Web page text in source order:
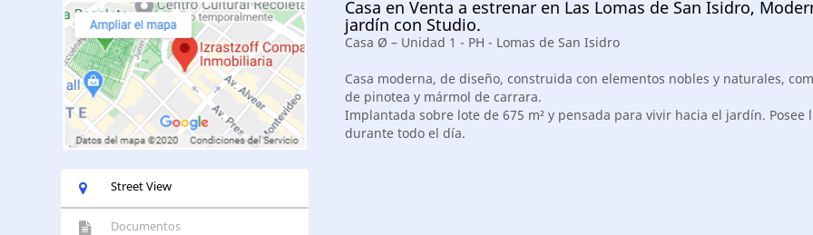
Street View
Documentos
Casa en Venta a estrenar en Las Lomas de San Isidro,
jardín con Studio.
Casa Ø – Unidad 1 - PH - Lomas de San Isidro
Casa moderna, de diseño, construida con elementos nobles y naturales,
de pinotea y mármol de carrara.
Implantada sobre lote de 675 m² y pensada para vivir hacia el jardín. Posee
durante todo el día.